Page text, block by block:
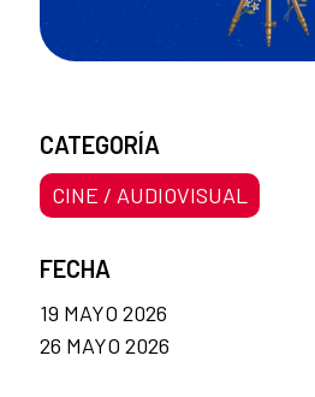
CATEGORÍA
CINE / AUDIOVISUAL
FECHA
19 MAYO 2026
26 MAYO 2026